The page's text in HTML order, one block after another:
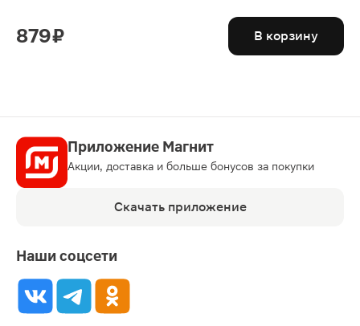
879 ₽ В корзину
Приложение Магнит
Акции, доставка и больше бонусов за покупки
Скачать приложение
Наши соцсети